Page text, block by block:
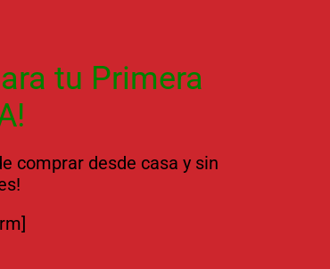
tu Primera
comprar desde casa y sin